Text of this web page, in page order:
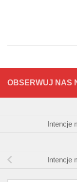
OBSERWUJ NAS
Intencje
Intencje